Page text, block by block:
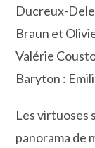
Ducreux-
Braun et
Valérie
Baryton :
Les virtuoses
panorama de